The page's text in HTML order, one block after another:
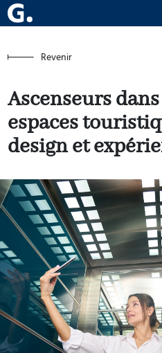
Revenir
Ascenseurs
espaces
design et